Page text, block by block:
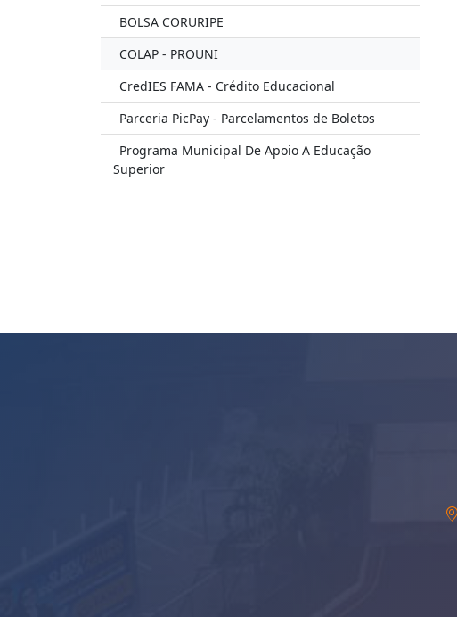
BOLSA CORURIPE
COLAP - PROUNI
CredIES FAMA - Crédito Educacional
Parceria PicPay - Parcelamentos de Boletos
Programa Municipal De Apoio A Educação
Superior